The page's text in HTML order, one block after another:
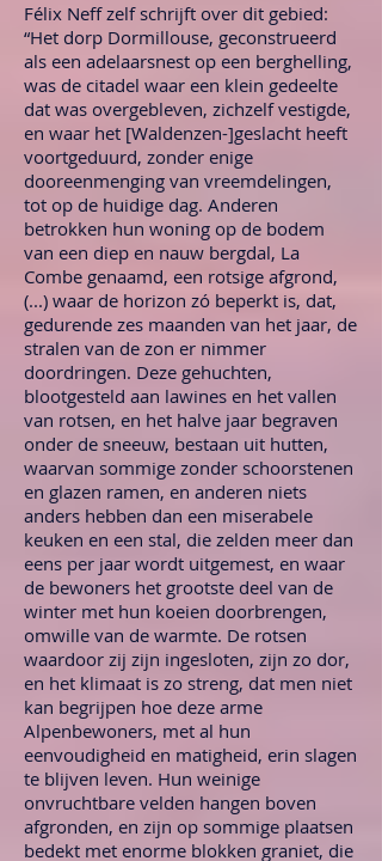
Félix Neff zelf schrijft over dit gebied:
“Het dorp Dormillouse, geconstrueerd
als een adelaarsnest op een berghelling,
was de citadel waar een klein gedeelte
dat was overgebleven, zichzelf vestigde,
en waar het [Waldenzen-]geslacht heeft
voortgeduurd, zonder enige
dooreenmenging van vreemdelingen,
tot op de huidige dag. Anderen
betrokken hun woning op de bodem
van een diep en nauw bergdal, La
Combe genaamd, een rotsige afgrond,
(...) waar de horizon zó beperkt is, dat,
gedurende zes maanden van het jaar, de
stralen van de zon er nimmer
doordringen. Deze gehuchten,
blootgesteld aan lawines en het vallen
van rotsen, en het halve jaar begraven
onder de sneeuw, bestaan uit hutten,
waarvan sommige zonder schoorstenen
en glazen ramen, en anderen niets
anders hebben dan een miserabele
keuken en een stal, die zelden meer dan
eens per jaar wordt uitgemest, en waar
de bewoners het grootste deel van de
winter met hun koeien doorbrengen,
omwille van de warmte. De rotsen
waardoor zij zijn ingesloten, zijn zo dor,
en het klimaat is zo streng, dat men niet
kan begrijpen hoe deze arme
Alpenbewoners, met al hun
eenvoudigheid en matigheid, erin slagen
te blijven leven. Hun weinige
onvruchtbare velden hangen boven
afgronden, en zijn op sommige plaatsen
bedekt met enorme blokken graniet, die